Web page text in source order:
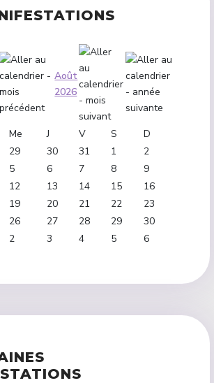
Août
2026
Me J V S
D
29 30 31 1
2
5 6 7 8
9
12 13 14 15
16
19 20 21 22
23
26 27 28 29
30
2 3 4 5 6